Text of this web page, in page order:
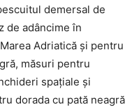
demersal de
de adâncime în
Adriatică și pentru
măsuri pentru
spațiale și
dorada cu pată neagră